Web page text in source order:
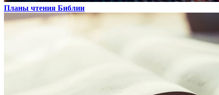
Планы чтения Библии